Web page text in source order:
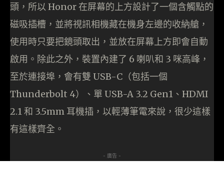
頭，所以 Honor 在屏幕的上方設計了一個含觸點的
磁吸插槽，並將視訊相機藏在機身左邊的收納艙，
使用時只要把鏡頭取出，並放在屏幕上方即會自動
啟用。除此之外，裝置內建了 6 喇叭和 3 咪高峰，
至於連接埠，會有雙 USB-C（包括一個
Thunderbolt 4）、單 USB-A 3.2 Gen1、HDMI
2.1 和 3.5mm 耳機插，以輕薄筆電來說，很少這樣
有這樣齊全。
- 廣告 -